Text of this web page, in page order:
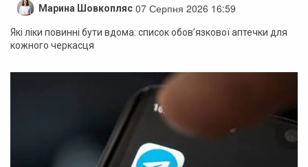
Марина Шовкопляс 07 Серпня 2026 16:59
Які ліки повинні бути вдома: список обов’язкової аптечки для
кожного черкасця